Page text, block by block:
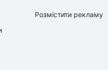
Розмістити рекламу